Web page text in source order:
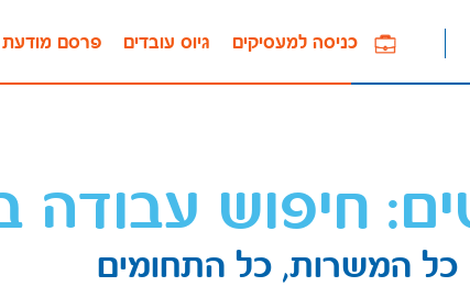
פרסם מודעת גיוס עובדים כניסה למעסיקים
חיפוש עבודה
כל המשרות, כל התחומים